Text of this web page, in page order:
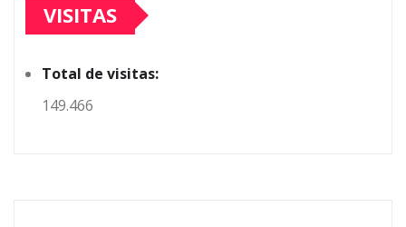
VISITAS
Total de visitas:
149.466